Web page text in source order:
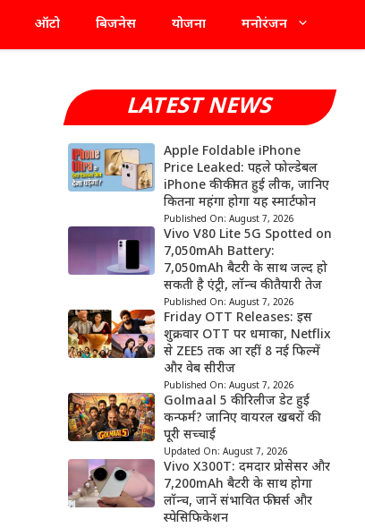
ऑटो बिजनेस योजना मनोरंजन
LATEST NEWS
Apple Foldable iPhone
Price Leaked: पहले फोल्डेबल
iPhone की कीमत हुई लीक, जानिए
कितना महंगा होगा यह स्मार्टफोन
Published On: August 7, 2026
Vivo V80 Lite 5G Spotted on
7,050mAh Battery:
7,050mAh बैटरी के साथ जल्द हो
सकती है एंट्री, लॉन्च की तैयारी तेज
Published On: August 7, 2026
Friday OTT Releases: इस
शुक्रवार OTT पर धमाका, Netflix
से ZEE5 तक आ रहीं 8 नई फिल्में
और वेब सीरीज
Published On: August 7, 2026
Golmaal 5 की रिलीज डेट हुई
कन्फर्म? जानिए वायरल खबरों की
पूरी सच्चाई
Updated On: August 7, 2026
Vivo X300T: दमदार प्रोसेसर और
7,200mAh बैटरी के साथ होगा
लॉन्च, जानें संभावित फीचर्स और
स्पेसिफिकेशन